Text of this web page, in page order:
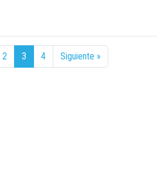
2 3 4 Siguiente »